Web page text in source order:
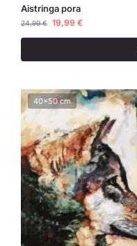
Aistringa pora
24,99€ 19,99 €
40x50 cm